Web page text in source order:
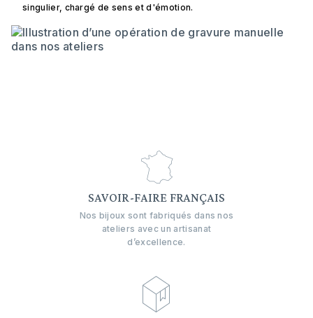
singulier, chargé de sens et d'émotion.
SAVOIR-FAIRE FRANÇAIS
Nos bijoux sont fabriqués dans nos
ateliers avec un artisanat
d’excellence.